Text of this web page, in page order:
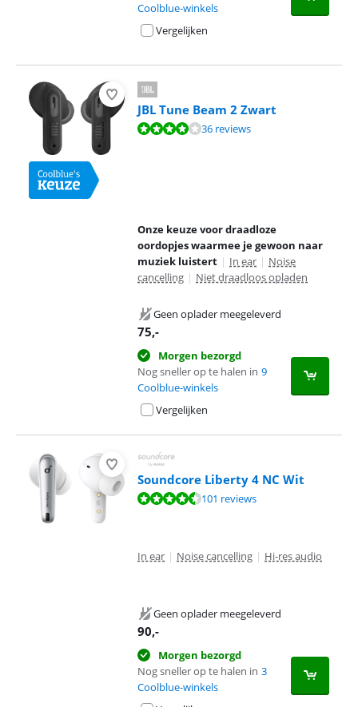
Coolblue-winkels
Vergelijken
JBL Tune Beam 2 Zwart
Beoordeling is 8,2 van de 10, gebaseerd op 36 reviews.
36 reviews
Onze keuze voor draadloze
oordopjes waarmee je gewoon naar
muziek luistert | In ear | Noise
cancelling | Niet draadloos opladen
Geen oplader meegeleverd
75,-
Morgen bezorgd
Nog sneller op te halen in 9
Coolblue-winkels
Vergelijken
Soundcore Liberty 4 NC Wit
Beoordeling is 8,7 van de 10, gebaseerd op 101 reviews.
101 reviews
In ear | Noise cancelling | Hi-res audio
Geen oplader meegeleverd
90,-
Morgen bezorgd
Nog sneller op te halen in 3
Coolblue-winkels